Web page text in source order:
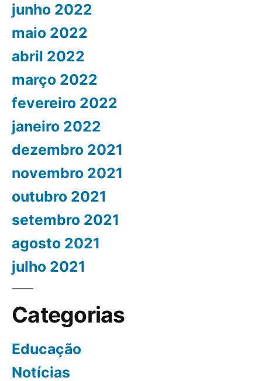
junho 2022
maio 2022
abril 2022
março 2022
fevereiro 2022
janeiro 2022
dezembro 2021
novembro 2021
outubro 2021
setembro 2021
agosto 2021
julho 2021
Categorias
Educação
Notícias